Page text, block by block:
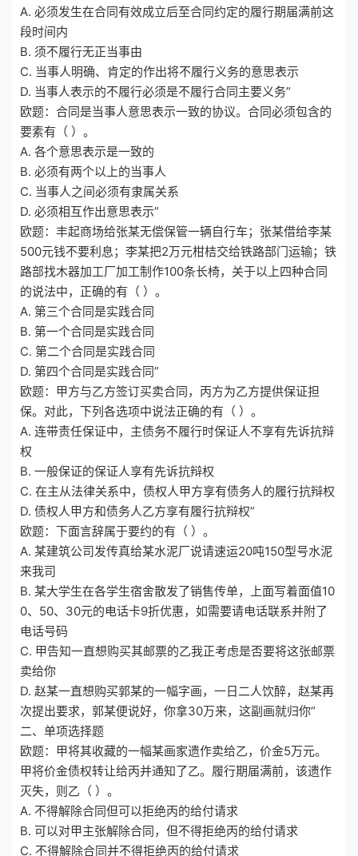
A. 必须发生在合同有效成立后至合同约定的履行期届满前这
段时间内
B. 须不履行无正当事由
C. 当事人明确、肯定的作出将不履行义务的意思表示
D. 当事人表示的不履行必须是不履行合同主要义务”
欧题：合同是当事人意思表示一致的协议。合同必须包含的
要素有（ ）。
A. 各个意思表示是一致的
B. 必须有两个以上的当事人
C. 当事人之间必须有隶属关系
D. 必须相互作出意思表示”
欧题：丰起商场给张某无偿保管一辆自行车；张某借给李某
500元钱不要利息；李某把2万元柑桔交给铁路部门运输；铁
路部找木器加工厂加工制作100条长椅，关于以上四种合同
的说法中，正确的有（ ）。
A. 第三个合同是实践合同
B. 第一个合同是实践合同
C. 第二个合同是实践合同
D. 第四个合同是实践合同”
欧题：甲方与乙方签订买卖合同，丙方为乙方提供保证担
保。对此，下列各选项中说法正确的有（ ）。
A. 连带责任保证中，主债务不履行时保证人不享有先诉抗辩
权
B. 一般保证的保证人享有先诉抗辩权
C. 在主从法律关系中，债权人甲方享有债务人的履行抗辩权
D. 债权人甲方和债务人乙方享有履行抗辩权”
欧题：下面言辞属于要约的有（ ）。
A. 某建筑公司发传真给某水泥厂说请速运20吨150型号水泥
来我司
B. 某大学生在各学生宿舍散发了销售传单，上面写着面值10
0、50、30元的电话卡9折优惠，如需要请电话联系并附了
电话号码
C. 甲告知一直想购买其邮票的乙我正考虑是否要将这张邮票
卖给你
D. 赵某一直想购买郭某的一幅字画，一日二人饮醉，赵某再
次提出要求，郭某便说好，你拿30万来，这副画就归你”
二、单项选择题
欧题：甲将其收藏的一幅某画家遗作卖给乙，价金5万元。
甲将价金债权转让给丙并通知了乙。履行期届满前，该遗作
灭失，则乙（ ）。
A. 不得解除合同但可以拒绝丙的给付请求
B. 可以对甲主张解除合同，但不得拒绝丙的给付请求
C. 不得解除合同并不得拒绝丙的给付请求